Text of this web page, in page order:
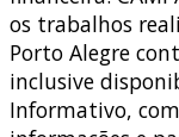
os trabalhos
Porto Alegre
inclusive
Informativo,